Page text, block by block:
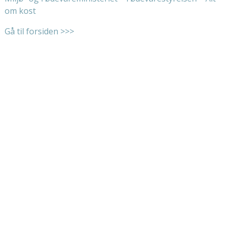
om kost
Gå til forsiden >>>